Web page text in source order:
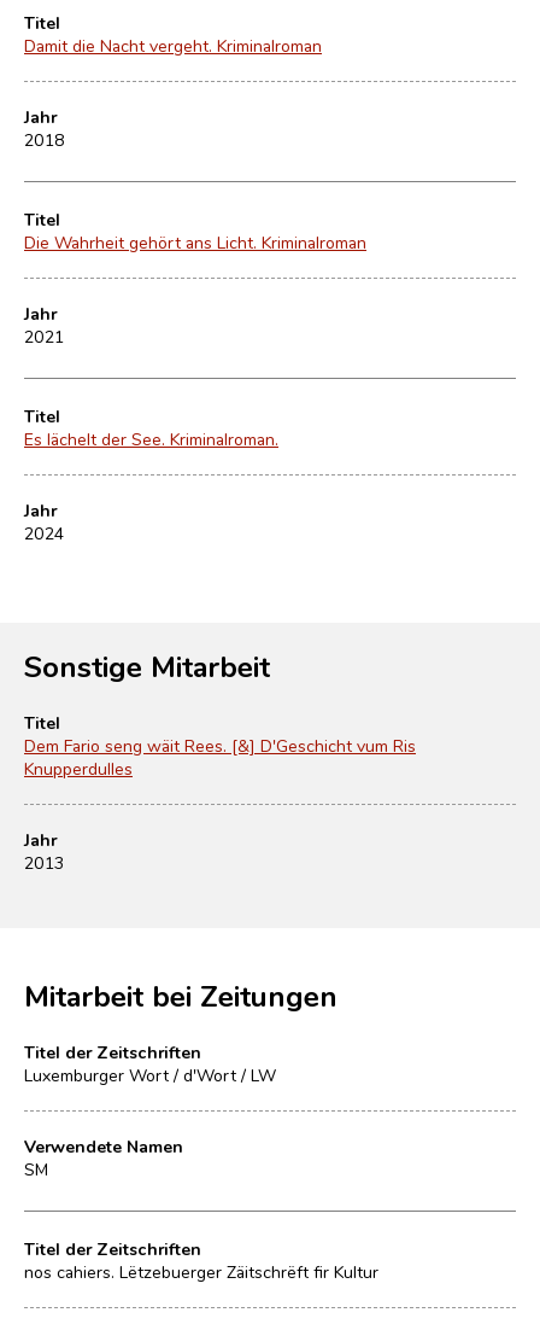
Titel
Damit die Nacht vergeht. Kriminalroman
Jahr
2018
Titel
Die Wahrheit gehört ans Licht. Kriminalroman
Jahr
2021
Titel
Es lächelt der See. Kriminalroman.
Jahr
2024
Sonstige Mitarbeit
Titel
Dem Fario seng wäit Rees. [&] D'Geschicht vum Ris
Knupperdulles
Jahr
2013
Mitarbeit bei Zeitungen
Titel der Zeitschriften
Luxemburger Wort / d'Wort / LW
Verwendete Namen
SM
Titel der Zeitschriften
nos cahiers. Lëtzebuerger Zäitschrëft fir Kultur